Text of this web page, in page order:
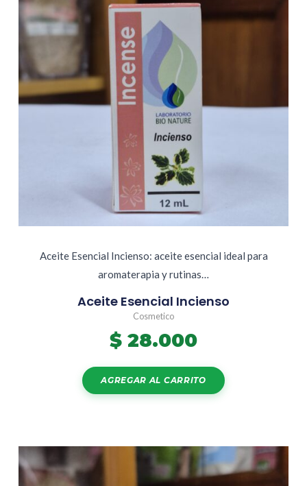
Aceite Esencial Incienso: aceite esencial ideal para
aromaterapia y rutinas…
Aceite Esencial Incienso
Cosmetico
$ 28.000
AGREGAR AL CARRITO